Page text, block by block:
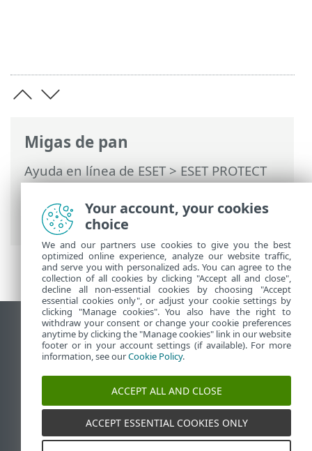
Migas de pan
Ayuda en línea de ESET>ESET PROTECT
On-Prem>Desinstalar> Linux:
actualizar, volver a instalar o desinstalar
los componentes de ESET PROTECT
Ver sitio del escritorio
End of Life
Base de conocimiento de ESET
Foro de ESET
ESET Status Portal
Soporte regional
Your account, your cookies
choice
We and our partners use cookies to give you the best
optimized online experience, analyze our website traffic,
and serve you with personalized ads. You can agree to the
collection of all cookies by clicking "Accept all and close",
decline all non-essential cookies by choosing "Accept
essential cookies only", or adjust your cookie settings by
clicking "Manage cookies". You also have the right to
withdraw your consent or change your cookie preferences
anytime by clicking the "Manage cookies" link in our website
footer or in your account settings (if available). For more
information, see ourCookie Policy.
ACCEPT ALL AND CLOSE
ACCEPT ESSENTIAL COOKIES ONLY